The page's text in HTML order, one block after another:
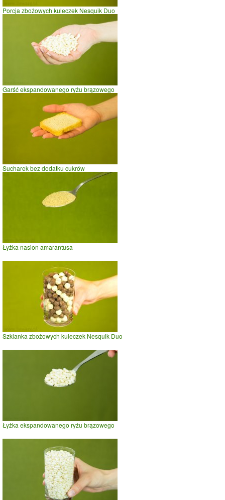
Porcja zbożowych kuleczek Nesquik Duo
Garść ekspandowanego ryżu brązowego
Sucharek bez dodatku cukrów
Łyżka nasion amarantusa
Szklanka zbożowych kuleczek Nesquik Duo
Łyżka ekspandowanego ryżu brązowego